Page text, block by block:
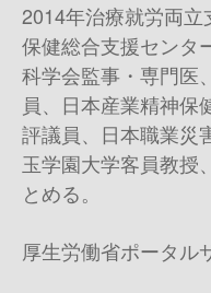
2014年治療就労両立
保健総合支援センタ
科学会監事・専門医
員、日本産業精神保
評議員、日本職業災
玉学園大学客員教授
とめる。
厚生労働省ポータル